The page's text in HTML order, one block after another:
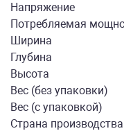
Напряжение
Потребляемая
Ширина
Глубина
Высота
Вес (без упаковки)
Вес (с упаковкой)
Страна производства